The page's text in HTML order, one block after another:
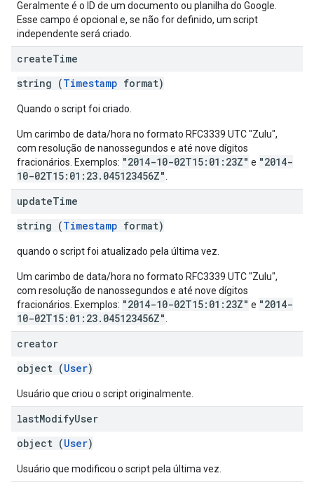
Geralmente é o ID de um documento ou planilha do Google.
Esse campo é opcional e, se não for definido, um script
independente será criado.
createTime
string (Timestamp format)
Quando o script foi criado.
Um carimbo de data/hora no formato RFC3339 UTC "Zulu",
com resolução de nanossegundos e até nove dígitos
fracionários. Exemplos: "2014-10-02T15:01:23Z" e "2014-
10-02T15:01:23.045123456Z"
updateTime
string (Timestamp format)
quando o script foi atualizado pela última vez.
Um carimbo de data/hora no formato RFC3339 UTC "Zulu",
com resolução de nanossegundos e até nove dígitos
fracionários. Exemplos: "2014-10-02T15:01:23Z" e "2014-
10-02T15:01:23.045123456Z"
creator
object (User)
Usuário que criou o script originalmente.
lastModifyUser
object (User)
Usuário que modificou o script pela última vez.